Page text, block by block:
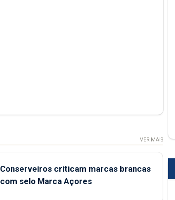
VER MAIS
Conserveiros criticam marcas brancas
com selo Marca Açores